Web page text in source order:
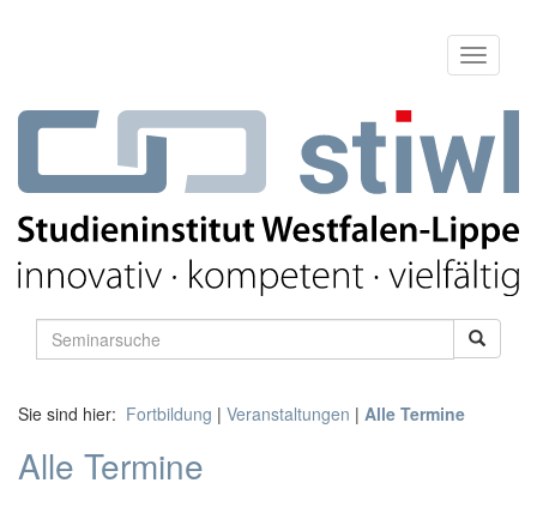
Sie sind hier: Fortbildung | Veranstaltungen | Alle Termine
Alle Termine